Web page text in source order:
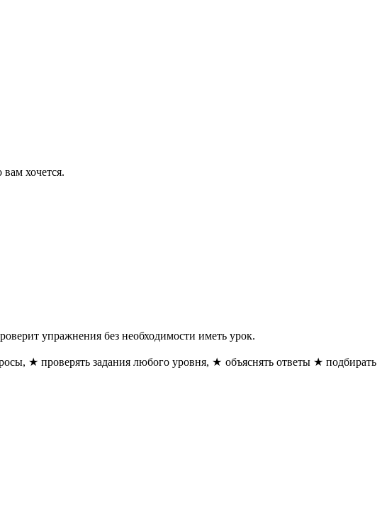
хочется.
упражнения без необходимости иметь урок.
★ проверять задания любого уровня, ★ объяснять ответы ★ подбирать